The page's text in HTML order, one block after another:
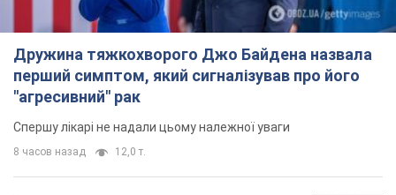
Дружина тяжкохворого Джо Байдена назвала
перший симптом, який сигналізував про його
"агресивний" рак
Спершу лікарі не надали цьому належної уваги
8 часов назад 12,0 т.